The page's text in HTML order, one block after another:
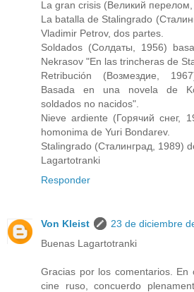
La gran crisis (Великий перелом,
La batalla de Stalingrado
Vladimir Petrov, dos partes.
Soldados (Солдаты, 1956)
Nekrasov "En las trincheras de
Retribución (Возмездие,
Basada en una novela de
soldados no nacidos".
Nieve ardiente (Горячий снег,
homonima de Yuri Bondarev.
Stalingrado (Сталинград, 1989)
Lagartotranki
Responder
Von Kleist
23 de diciembre
Buenas Lagartotranki
Gracias por los comentarios.
cine ruso, concuerdo